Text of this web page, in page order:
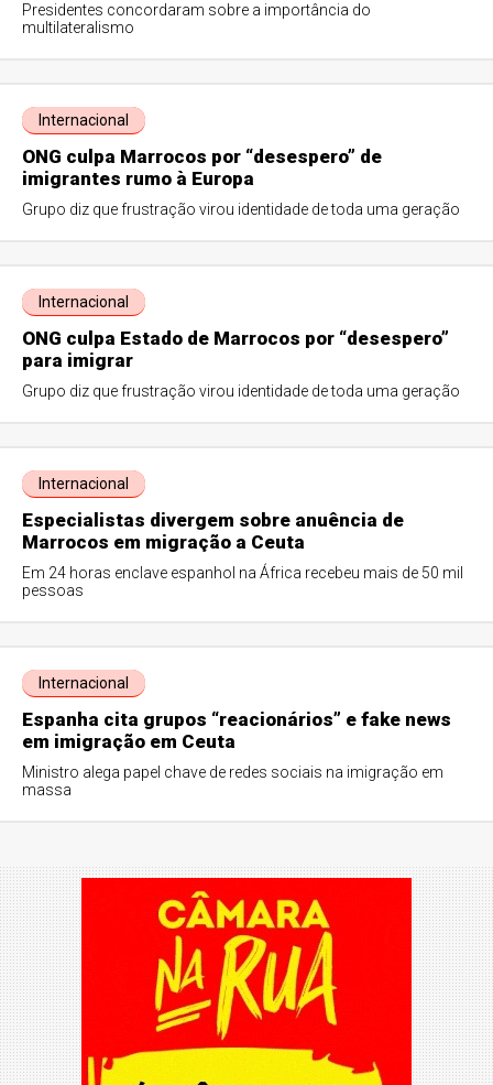
Presidentes concordaram sobre a importância do
multilateralismo
Internacional
ONG culpa Marrocos por “desespero” de
imigrantes rumo à Europa
Grupo diz que frustração virou identidade de toda uma geração
Internacional
ONG culpa Estado de Marrocos por “desespero”
para imigrar
Grupo diz que frustração virou identidade de toda uma geração
Internacional
Especialistas divergem sobre anuência de
Marrocos em migração a Ceuta
Em 24 horas enclave espanhol na África recebeu mais de 50 mil
pessoas
Internacional
Espanha cita grupos “reacionários” e fake news
em imigração em Ceuta
Ministro alega papel chave de redes sociais na imigração em
massa